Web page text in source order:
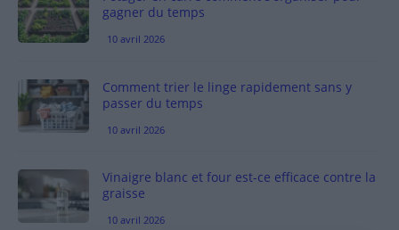
gagner du temps
10 avril 2026
Comment trier le linge rapidement sans y
passer du temps
10 avril 2026
Vinaigre blanc et four est-ce efficace contre la
graisse
10 avril 2026